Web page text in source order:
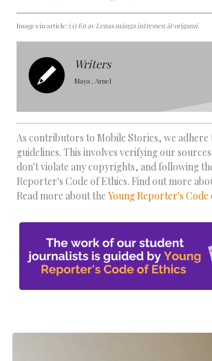
Images in article: (1) En av Lenas många intressen är origami.
Writers
Maya , Arnel
As contributors to Mobile Stories, we
guidelines. This involves verifying our
don't violate any copyrights, and following
Reporter's Code of Ethics. Find out more
Read more about the Young Reporter's Code